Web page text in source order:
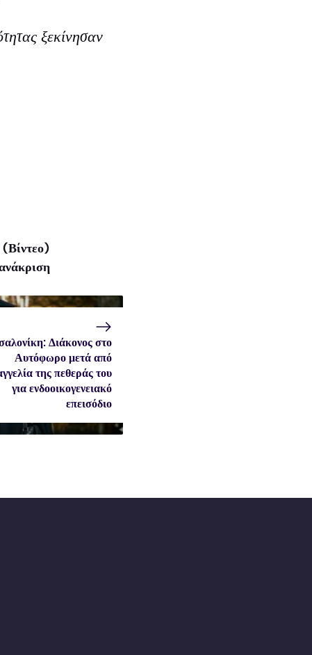
ξεκίνησαν
Διάκονος στο
Αυτόφωρο μετά από
της πεθεράς του
για ενδοοικογενειακό
επεισόδιο